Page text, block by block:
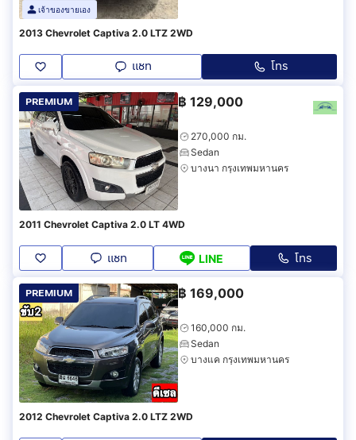
เจ้าของขายเอง
2013 Chevrolet Captiva 2.0 LTZ 2WD
แชท โทร
PREMIUM ฿ 129,000
270,000 กม.
Sedan
บางนา กรุงเทพมหานคร
2011 Chevrolet Captiva 2.0 LT 4WD
แชท LINE โทร
PREMIUM ฿ 169,000
160,000 กม.
Sedan
บางแค กรุงเทพมหานคร
2012 Chevrolet Captiva 2.0 LTZ 2WD